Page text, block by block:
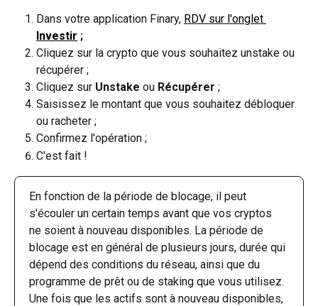
Dans votre application Finary, RDV sur l'onglet
Investir ;
Cliquez sur la crypto que vous souhaitez unstake ou
récupérer ;
Cliquez sur Unstake ou Récupérer ;
Saisissez le montant que vous souhaitez débloquer
ou racheter ;
Confirmez l'opération ;
C'est fait !
En fonction de la période de blocage, il peut
s'écouler un certain temps avant que vos cryptos
ne soient à nouveau disponibles. La période de
blocage est en général de plusieurs jours, durée qui
dépend des conditions du réseau, ainsi que du
programme de prêt ou de staking que vous utilisez.
Une fois que les actifs sont à nouveau disponibles,